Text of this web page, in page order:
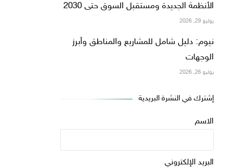
الأنظمة الجديدة ومستقبل السوق حتى 2030
يوليو 29, 2026
نيوم: دليل شامل للمشاريع والمناطق وأبرز
الوجهات
يوليو 26, 2026
إشترك في النشرة البريدية
الاسم
البريد الإلكتروني